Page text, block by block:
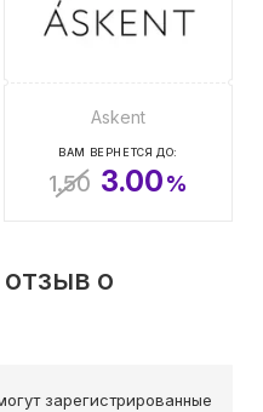
Askent
ВАМ ВЕРНЕТСЯ ДО:
1.50 3.00%
о
зарегистрированные